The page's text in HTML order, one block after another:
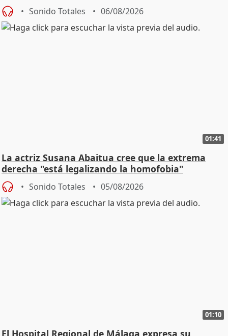
Sonido Totales 06/08/2026
01:41
La actriz Susana Abaitua cree que la extrema
derecha "está legalizando la homofobia"
Sonido Totales 05/08/2026
01:10
El Hospital Regional de Málaga expresa su